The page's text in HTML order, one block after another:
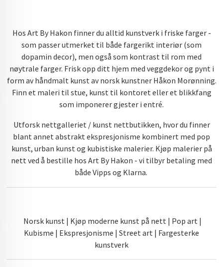
Hos Art By Hakon finner du alltid kunstverk i friske farger -
som passer utmerket til både fargerikt interiør (som
dopamin decor), men også som kontrast til rom med
nøytrale farger. Frisk opp ditt hjem med veggdekor og pynt i
form av håndmalt kunst av norsk kunstner Håkon Morønning.
Finn et maleri til stue, kunst til kontoret eller et blikkfang
som imponerer gjester i entré.
Utforsk nettgalleriet / kunst nettbutikken, hvor du finner
blant annet abstrakt ekspresjonisme kombinert med pop
kunst, urban kunst og kubistiske malerier. Kjøp malerier på
nett ved å bestille hos Art By Hakon - vi tilbyr betaling med
både Vipps og Klarna.
Norsk kunst | Kjøp moderne kunst på nett | Pop art |
Kubisme | Ekspresjonisme | Street art | Fargesterke
kunstverk